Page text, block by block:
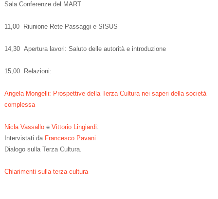
Sala Conferenze del MART
11,00 Riunione Rete Passaggi e SISUS
14,30 Apertura lavori: Saluto delle autorità e introduzione
15,00 Relazioni:
Angela Mongelli: Prospettive della Terza Cultura nei saperi della società
complessa
Nicla Vassalloe Vittorio Lingiardi:
Intervistati da Francesco Pavani
Dialogo sulla Terza Cultura.
Chiarimenti sulla terza cultura